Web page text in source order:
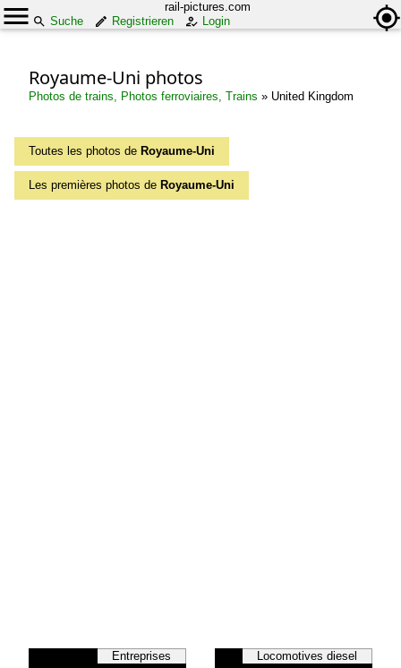
rail-pictures.com
Suche
Registrieren Login
Royaume-Uni photos
Photos de trains, Photos ferroviaires, Trains » United Kingdom
Toutes les photos de Royaume-Uni
Les premières photos de Royaume-Uni
Entreprises Locomotives diesel